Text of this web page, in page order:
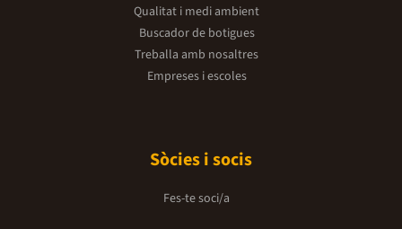
Qualitat i medi ambient
Buscador de botigues
Treballa amb nosaltres
Empreses i escoles
Sòcies i socis
Fes-te soci/a